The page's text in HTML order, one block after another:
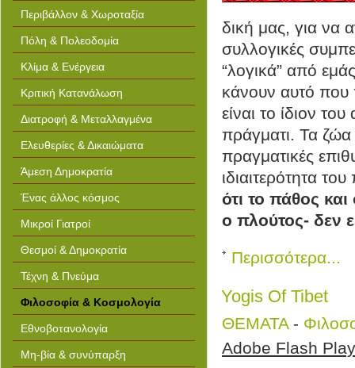
Περιβάλλον & Χωροταξία
Πόλη & Πολεοδομία
Κλίμα & Ενέργεια
Κριτική Κατανάλωση
Διατροφή & Μεταλλαγμένα
Ελευθερίες & Δικαιώματα
Άμεση Δημοκρατία
Ένας άλλος κόσμος
Μικροί Γιατροί
Θεσμοί & Δημοκρατία
Τέχνη & Πνεύμα
Φιλοσοφία & Κοσμολογία
Εθνοβοτανολογία
Μη-βία & συνύπαρξη
δική μας, για να
συλλογικές
“λογικά” από
κάνουν αυτό που
είναι το ίδιον
πράγματι. Τα
πραγματικές
ιδιαιτερότητα
ότι το πάθος
ο πλούτος- δεν
Περισσότερα...
Yogis Of Tibet
ΘΕΜΑΤΑ -
Adobe Flash